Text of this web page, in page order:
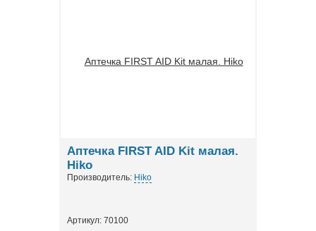
Аптечка FIRST AID Kit малая.
Hiko
Производитель: Hiko
Артикул: 70100